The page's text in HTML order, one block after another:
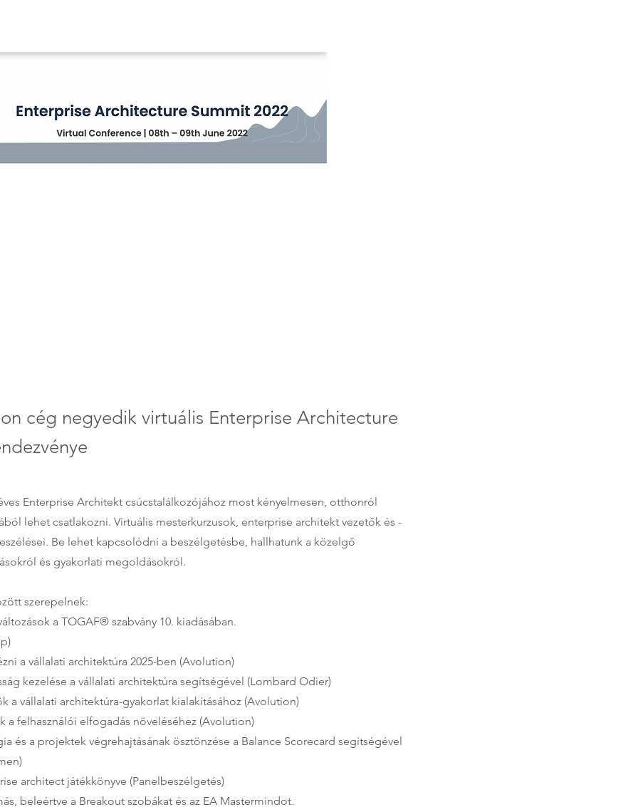
cég negyedik virtuális Enterprise Architecture
Enterprise Architekt csúcstalálkozójához most kényelmesen, otthonról
lehet csatlakozni. Virtuális mesterkurzusok, enterprise architekt vezetők és -
Be lehet kapcsolódni a beszélgetésbe, hallhatunk a közelgő
és gyakorlati megoldásokról.
szerepelnek:
a TOGAF® szabvány 10. kiadásában.
a vállalati architektúra 2025-ben (Avolution)
kezelése a vállalati architektúra segítségével (Lombard Odier)
a vállalati architektúra-gyakorlat kialakításához (Avolution)
a felhasználói elfogadás növeléséhez (Avolution)
és a projektek végrehajtásának ösztönzése a Balance Scorecard segítségével
architect játékkönyve (Panelbeszélgetés)
beleértve a Breakout szobákat és az EA Mastermindot.